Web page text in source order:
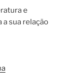
e
sua relação